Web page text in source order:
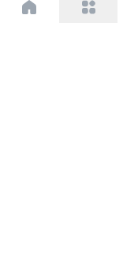
პარტნიორებისთვის